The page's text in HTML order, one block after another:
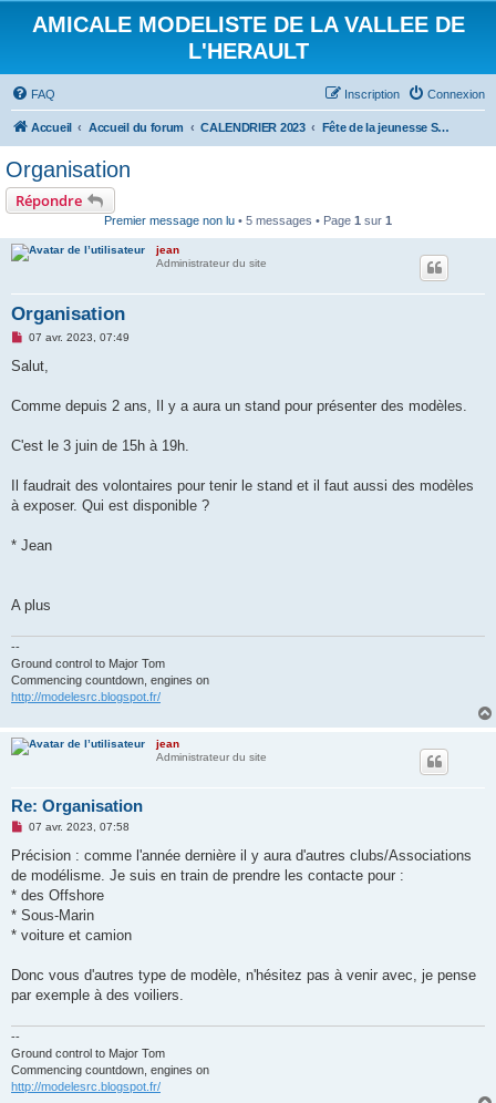
AMICALE MODELISTE DE LA VALLEE DE
L'HERAULT
FAQ Connexion
Inscription
Accueil Accueil du forum CALENDRIER 2023 Fête de la jeunesse ST André de Sangonis 3 juin 2023
Organisation
Répondre
Premier message non lu • 5 messages • Page 1 sur 1
jean
Administrateur du site
Organisation
M
s
g
o
u
07 avr. 2023, 07:49
Salut,
Comme depuis 2 ans, Il y a aura un stand pour présenter des modèles.
C'est le 3 juin de 15h à 19h.
Il faudrait des volontaires pour tenir le stand et il faut aussi des modèles
à exposer. Qui est disponible ?
* Jean
A plus
--
Ground control to Major Tom
Commencing countdown, engines on
http://modelesrc.blogspot.fr/
jean
Administrateur du site
Re: Organisation
M
s
a
g
n
o
u
07 avr. 2023, 07:58
Précision : comme l'année dernière il y aura d'autres clubs/Associations
de modélisme. Je suis en train de prendre les contacte pour :
* des Offshore
* Sous-Marin
* voiture et camion
Donc vous d'autres type de modèle, n'hésitez pas à venir avec, je pense
par exemple à des voiliers.
--
Ground control to Major Tom
Commencing countdown, engines on
http://modelesrc.blogspot.fr/